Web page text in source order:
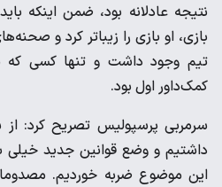
نتیجه عادلانه بود، ضمن اینکه
بازی، او بازی را زیباتر کرد و
تیم وجود داشت و تنها کسی که
کمک‌داور اول بود.
سرمربی پرسپولیس تصریح کرد:
داشتیم و وضع قوانین جدید خیلی
این موضوع ضربه خوردیم.